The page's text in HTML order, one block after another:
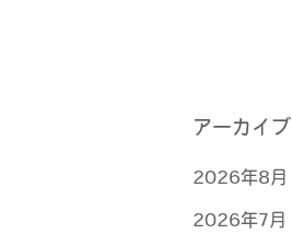
アーカイブ
2026年8月
2026年7月